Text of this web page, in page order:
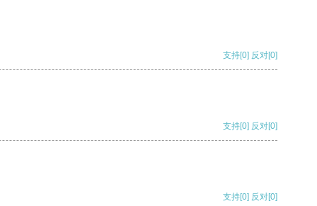
支持[0] 反对[0]
支持[0] 反对[0]
支持[0] 反对[0]